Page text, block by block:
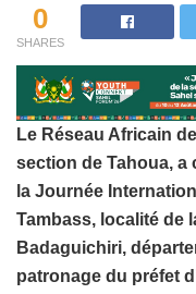
0
SHARES
Le Réseau Africain
section de Tahoua, a
la Journée
Tambass, localité de
Badaguichiri,
patronage du préfet